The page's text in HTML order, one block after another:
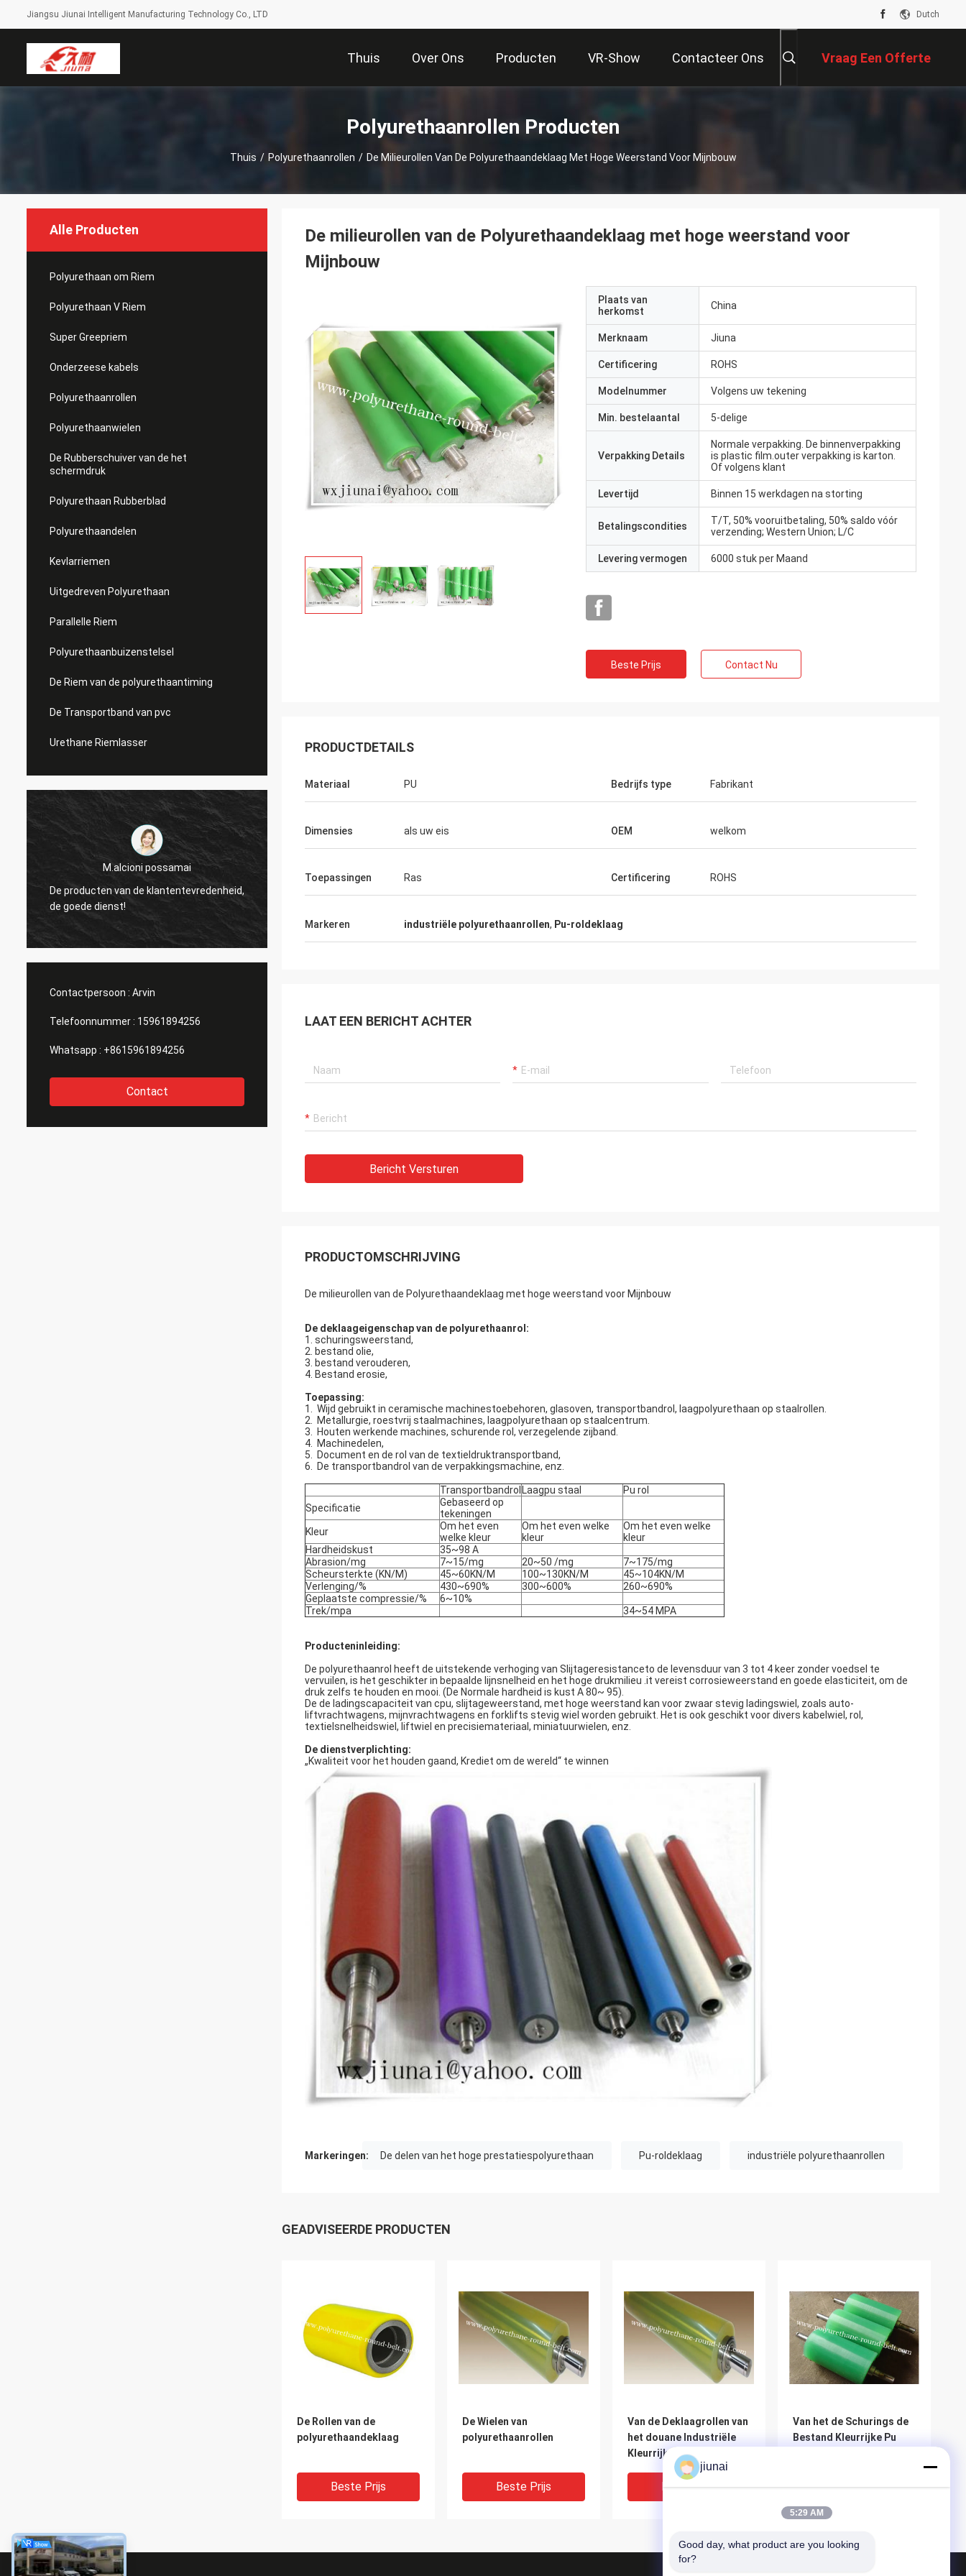
Jiangsu Jiunai Intelligent Manufacturing Technology Co., LTD Dutch
Thuis Over Ons Producten VR-Show Contacteer Ons Vraag Een Offerte
Polyurethaanrollen Producten
Thuis / Polyurethaanrollen / De Milieurollen Van De Polyurethaandeklaag Met Hoge Weerstand Voor Mijnbouw
Alle Producten
Polyurethaan om Riem
Polyurethaan V Riem
Super Greepriem
Onderzeese kabels
Polyurethaanrollen
Polyurethaanwielen
De Rubberschuiver van de het
schermdruk
Polyurethaan Rubberblad
Polyurethaandelen
Kevlarriemen
Uitgedreven Polyurethaan
Parallelle Riem
Polyurethaanbuizenstelsel
De Riem van de polyurethaantiming
De Transportband van pvc
Urethane Riemlasser
M.alcioni possamai
De producten van de klantentevredenheid,
de goede dienst!
Contactpersoon : Arvin
Telefoonnummer : 15961894256
Whatsapp : +8615961894256
Contact
De milieurollen van de Polyurethaandeklaag met hoge weerstand voor
Mijnbouw
Plaats van
herkomst
China
Merknaam Jiuna
Certificering ROHS
Modelnummer Volgens uw tekening
Min. bestelaantal 5-delige
Verpakking Details
Normale verpakking. De binnenverpakking
is plastic film.outer verpakking is karton.
Of volgens klant
Levertijd Binnen 15 werkdagen na storting
Betalingscondities
T/T, 50% vooruitbetaling, 50% saldo vóór
verzending; Western Union; L/C
Levering vermogen 6000 stuk per Maand
Beste Prijs Contact Nu
PRODUCTDETAILS
Materiaal PU Bedrijfs type Fabrikant
Dimensies als uw eis OEM welkom
Toepassingen Ras Certificering ROHS
Markeren industriële polyurethaanrollen, Pu-roldeklaag
LAAT EEN BERICHT ACHTER
Bericht Versturen
PRODUCTOMSCHRIJVING
De milieurollen van de Polyurethaandeklaag met hoge weerstand voor Mijnbouw
De deklaageigenschap van de polyurethaanrol:
1. schuringsweerstand,
2. bestand olie,
3. bestand verouderen,
4. Bestand erosie,
Toepassing:
1. Wijd gebruikt in ceramische machinestoebehoren, glasoven, transportbandrol, laagpolyurethaan op staalrollen.
2.
Metallurgie, roestvrij staalmachines, laagpolyurethaan op staalcentrum.
3.
Houten werkende machines, schurende rol, verzegelende zijband.
4.
Machinedelen,
5.
Document en de rol van de textieldruktransportband,
6.
De transportbandrol van de verpakkingsmachine, enz.
Transportbandrol Laagpu staal
Pu rol
Specificatie
Gebaseerd op
tekeningen
Kleur
Om het even
welke kleur
Om het even welke
kleur
Om het even welke
kleur
Hardheidskust
35~98 A
Abrasion/mg
7~15/mg 20~50 /mg
7~175/mg
Scheursterkte (KN/M)
45~60KN/M 100~130KN/M
45~104KN/M
Verlenging/%
430~690% 300~600%
260~690%
Geplaatste compressie/%
6~10%
Trek/mpa
34~54 MPA
Producteninleiding:
De polyurethaanrol heeft de uitstekende verhoging van Slijtageresistanceto de levensduur van 3 tot 4 keer zonder voedsel te
vervuilen, is het geschikter in bepaalde lijnsnelheid en het hoge drukmilieu .it vereist corrosieweerstand en goede elasticiteit, om de
druk zelfs te houden en mooi. (De Normale hardheid is kust A 80~ 95).
De de ladingscapaciteit van cpu, slijtageweerstand, met hoge weerstand kan voor zwaar stevig ladingswiel, zoals auto-
liftvrachtwagens, mijnvrachtwagens en forklifts stevig wiel worden gebruikt. Het is ook geschikt voor divers kabelwiel, rol,
textielsnelheidswiel, liftwiel en precisiemateriaal, miniatuurwielen, enz.
De dienstverplichting:
„Kwaliteit voor het houden gaand, Krediet om de wereld“ te winnen
Markeringen: De delen van het hoge prestatiespolyurethaan Pu-roldeklaag industriële polyurethaanrollen
GEADVISEERDE PRODUCTEN
De Rollen van de
polyurethaandeklaag
Beste Prijs
De Wielen van
polyurethaanrollen
Beste Prijs
Van de Deklaagrollen van
het douane Industriële
Kleurrijke Pu
Polyurethaan de
Wielenvervanging,
Polyurethaanrollen
Beste Prijs
Van het de Schurings de
Bestand Kleurrijke Pu
Wielen van de de
Beste Prijs
jiunai
5:29 AM
Good day, what product are you looking
for?